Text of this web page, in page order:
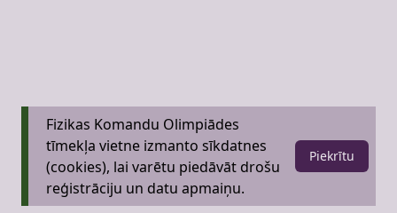
Fizikas Komandu Olimpiādes
tīmekļa vietne izmanto sīkdatnes
(cookies), lai varētu piedāvāt drošu
reģistrāciju un datu apmaiņu.
Piekrītu